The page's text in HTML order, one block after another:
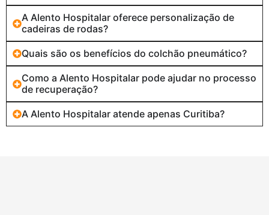
A Alento Hospitalar oferece personalização de
cadeiras de rodas?
Quais são os benefícios do colchão pneumático?
Como a Alento Hospitalar pode ajudar no processo
de recuperação?
A Alento Hospitalar atende apenas Curitiba?